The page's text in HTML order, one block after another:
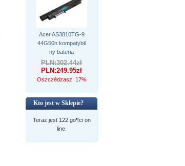
Acer AS3810TG-9
44G50n kompatybil
ny bateria
PLN:302.44zł
PLN:249.95zł
Oszczêdzasz: 17%
Kto jest w Sklepie?
Teraz jest 122 go¶ci on
line.